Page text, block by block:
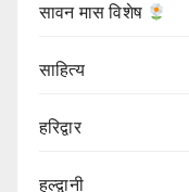
सावन मास विशेष
साहित्य
हरिद्वार
हल्द्वानी